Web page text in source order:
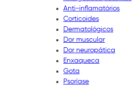
Anti-inflamatórios
Corticoides
Dermatológicos
Dor muscular
Dor neuropática
Enxaqueca
Gota
Psoríase